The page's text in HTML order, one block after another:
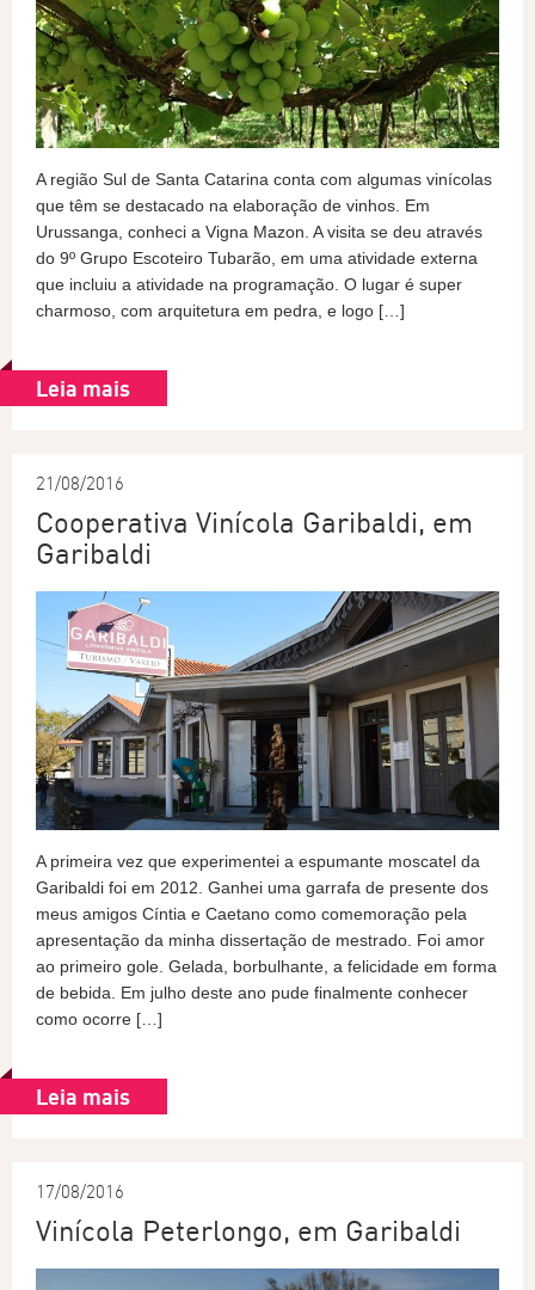
A região Sul de Santa Catarina conta com algumas vinícolas
que têm se destacado na elaboração de vinhos. Em
Urussanga, conheci a Vigna Mazon. A visita se deu através
do 9º Grupo Escoteiro Tubarão, em uma atividade externa
que incluiu a atividade na programação. O lugar é super
charmoso, com arquitetura em pedra, e logo […]
Leia mais
21/08/2016
Cooperativa Vinícola Garibaldi, em
Garibaldi
A primeira vez que experimentei a espumante moscatel da
Garibaldi foi em 2012. Ganhei uma garrafa de presente dos
meus amigos Cíntia e Caetano como comemoração pela
apresentação da minha dissertação de mestrado. Foi amor
ao primeiro gole. Gelada, borbulhante, a felicidade em forma
de bebida. Em julho deste ano pude finalmente conhecer
como ocorre […]
Leia mais
17/08/2016
Vinícola Peterlongo, em Garibaldi